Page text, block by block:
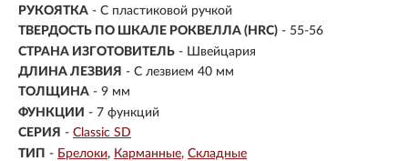
РУКОЯТКА - С пластиковой ручкой
ТВЕРДОСТЬ ПО ШКАЛЕ РОКВЕЛЛА (HRC) - 55-56
СТРАНА ИЗГОТОВИТЕЛЬ - Швейцария
ДЛИНА ЛЕЗВИЯ - С лезвием 40 мм
ТОЛЩИНА - 9 мм
ФУНКЦИИ - 7 функций
СЕРИЯ - Classic SD
ТИП - Брелоки Карманные Складные